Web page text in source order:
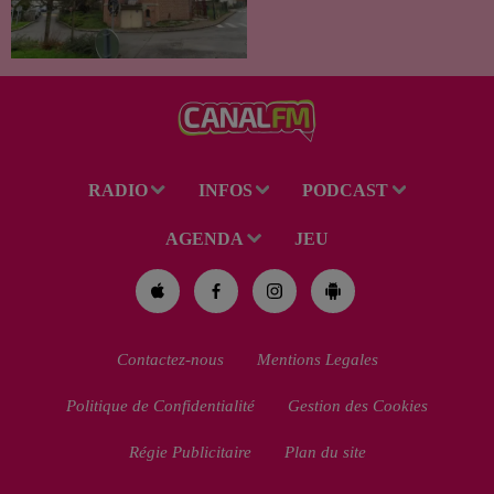
de 38 ans a été mis en examen
pour homicide...
RADIO INFOS PODCAST
AGENDA JEU
Contactez-nous Mentions Legales
Politique de Confidentialité Gestion des Cookies
Régie Publicitaire Plan du site